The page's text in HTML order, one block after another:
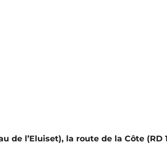
de l’Eluiset), la route de la Côte